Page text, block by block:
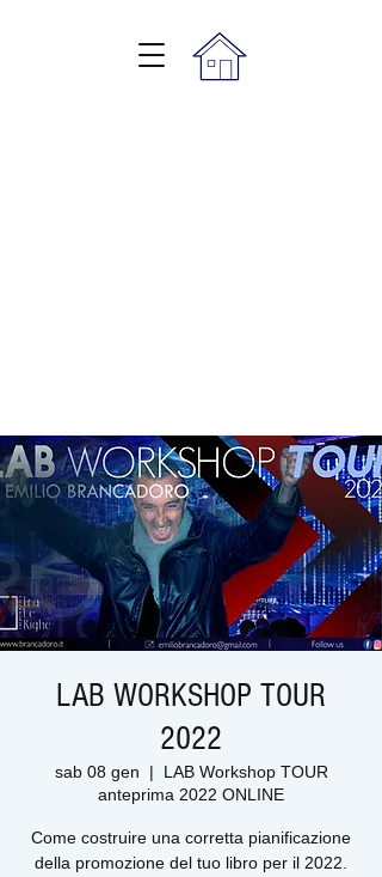
LAB WORKSHOP TOUR
2022
sab 08 gen
  |
LAB Workshop TOUR
anteprima 2022 ONLINE
Come costruire una corretta pianificazione
della promozione del tuo libro per il 2022.